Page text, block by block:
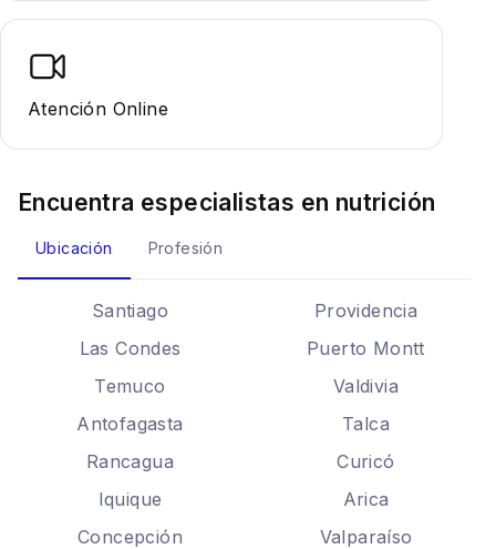
Atención Online
Encuentra especialistas en nutrición
Ubicación Profesión
Santiago
Providencia
Las Condes
Puerto Montt
Temuco
Valdivia
Antofagasta
Talca
Rancagua
Curicó
Iquique
Arica
Concepción
Valparaíso